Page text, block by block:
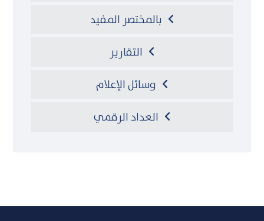
بالمختصر المفيد
التقارير
وسائل الإعلام
العداد الرقمي